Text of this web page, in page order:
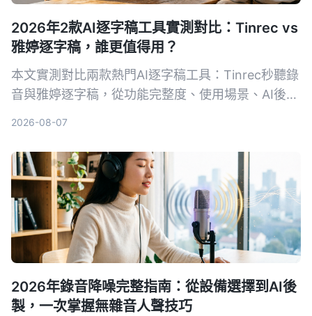
2026年2款AI逐字稿工具實測對比：Tinrec vs
雅婷逐字稿，誰更值得用？
本文實測對比兩款熱門AI逐字稿工具：Tinrec秒聽錄
音與雅婷逐字稿，從功能完整度、使用場景、AI後處
案。
2026-08-07
2026年錄音降噪完整指南：從設備選擇到AI後
製，一次掌握無雜音人聲技巧